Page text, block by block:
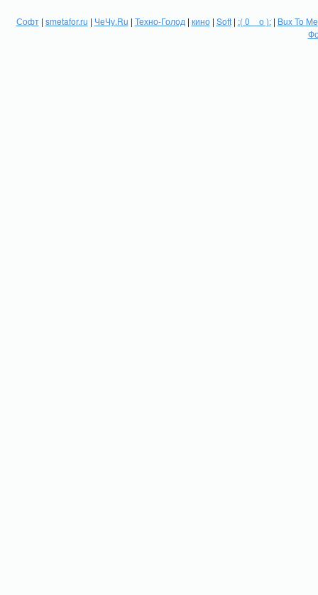
Софт| smetafor.ru | ЧеЧу.Ru | Техно-Голод | кино| Soft| :( 0 _ о ):| Bux To Me